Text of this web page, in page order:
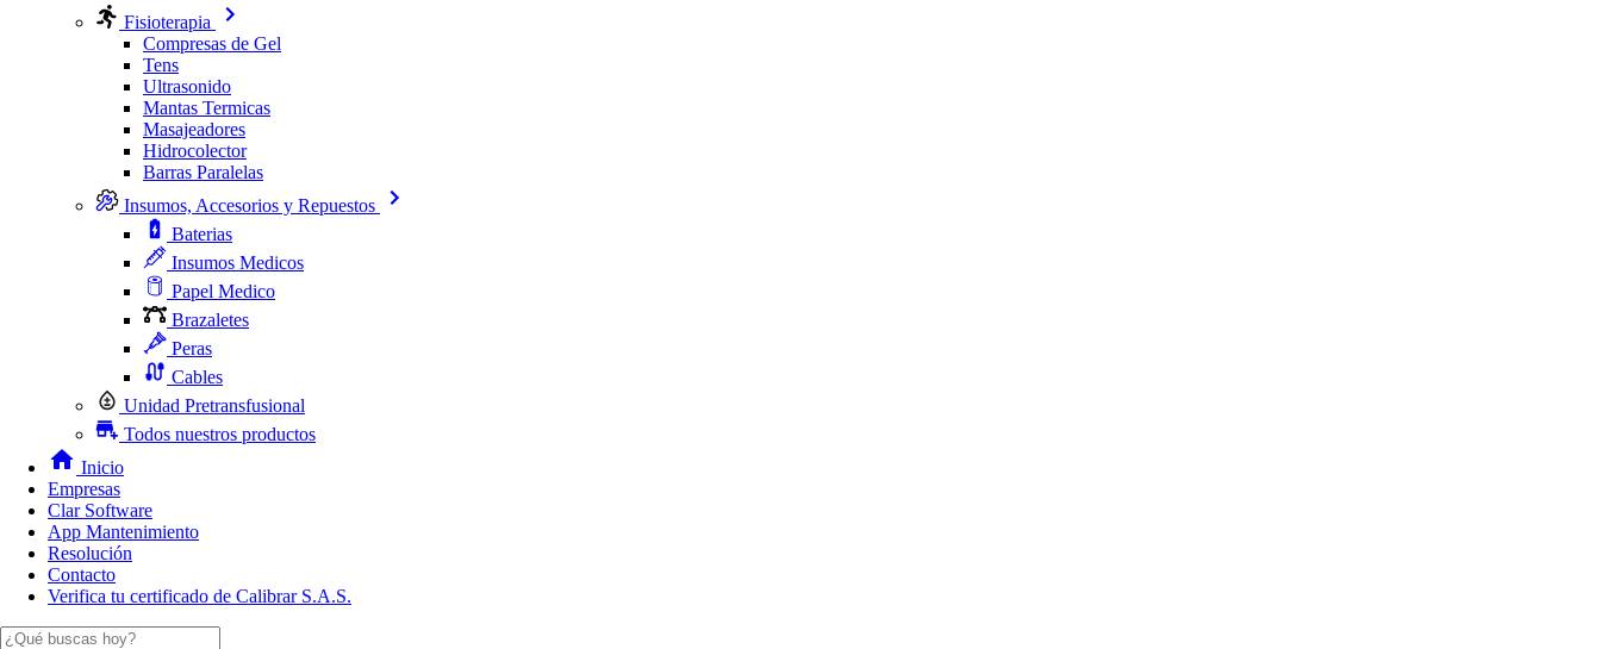
Fisioterapia
Compresas de Gel
Tens
Ultrasonido
Mantas Termicas
Masajeadores
Hidrocolector
Barras Paralelas
Insumos, Accesorios y Repuestos
Baterias
Insumos Medicos
Papel Medico
Brazaletes
Peras
Cables
Unidad Pretransfusional
Todos nuestros productos
Inicio
Empresas
Clar Software
App Mantenimiento
Resolución
Contacto
Verifica tu certificado de Calibrar S.A.S.